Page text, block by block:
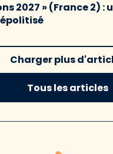
2027 » (France 2) :
Charger plus
Tous les articles